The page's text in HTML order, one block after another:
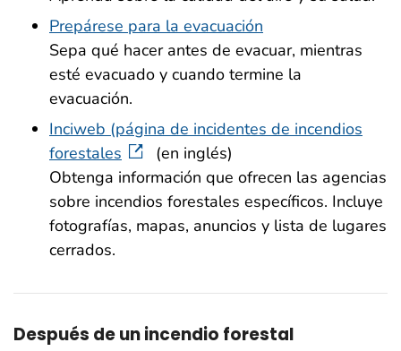
Prepárese para la evacuación
Sepa qué hacer antes de evacuar, mientras
esté evacuado y cuando termine la
evacuación.
Inciweb (página de incidentes de incendios
forestales
(en inglés)
Obtenga información que ofrecen las agencias
sobre incendios forestales específicos. Incluye
fotografías, mapas, anuncios y lista de lugares
cerrados.
Después de un incendio forestal